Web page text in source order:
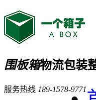
围板箱物流包装
服务热线 189-1578-9771